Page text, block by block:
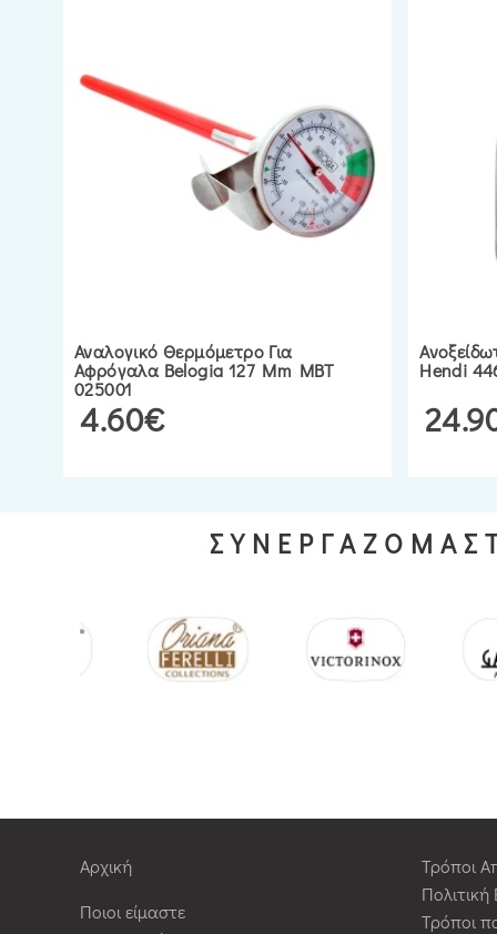
Αναλογικό Θερμόμετρο Για
Αφρόγαλα Belogia 127 Mm MBT
025001
4.60€
Hendi
Αρχική
Ποιοι είμαστε
Τρόποι
Τρόποι